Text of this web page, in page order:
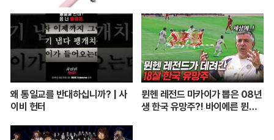
왜 통일교를 반대하십니까? | 사
이비 헌터
뮌헨 레전드 마카이가 뽑은 08년
생 한국 유망주?! 바이에른 뮌헨